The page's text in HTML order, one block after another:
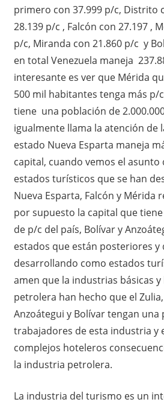
primero con 37.999 p/c, Distrito
28.139 p/c , Falcón con 27.197 ,
p/c, Miranda con 21.860 p/c y
en total Venezuela maneja
interesante es ver que Mérida
500 mil habitantes tenga más p/
tiene una población de
igualmente llama la atención de
estado Nueva Esparta maneja
capital, cuando vemos el asunto
estados turísticos que se han
Nueva Esparta, Falcón y Mérida
por supuesto la capital que
de p/c del país, Bolívar y
estados que están posteriores y
desarrollando como estados
amen que la industrias básicas
petrolera han hecho que el
Anzoátegui y Bolívar tengan una
trabajadores de esta industria y
complejos hoteleros
la industria petrolera.
La industria del turismo es un